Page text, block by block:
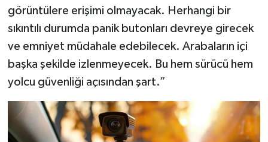
görüntülere erişimi olmayacak. Herhangi bir
sıkıntılı durumda panik butonları devreye girecek
ve emniyet müdahale edebilecek. Arabaların içi
başka şekilde izlenmeyecek. Bu hem sürücü hem
yolcu güvenliği açısından şart.”